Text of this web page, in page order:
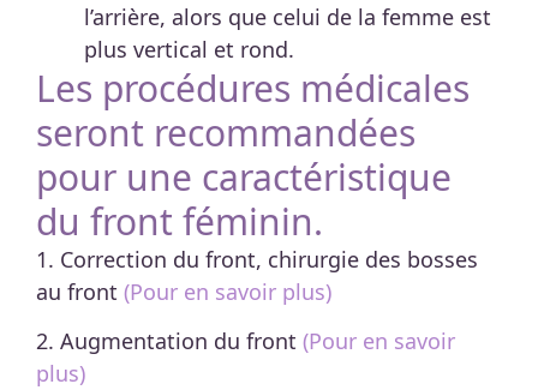
l’arrière, alors que celui de la femme est
plus vertical et rond.
Les procédures médicales
seront recommandées
pour une caractéristique
du front féminin.
1. Correction du front, chirurgie des bosses
au front (Pour en savoir plus)
2. Augmentation du front (Pour en savoir
plus)